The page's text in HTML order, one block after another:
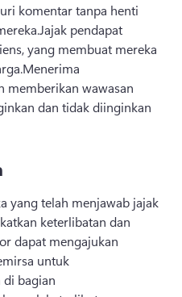
komentar tanpa henti
Jajak pendapat
yang membuat mereka
Menerima
memberikan wawasan
dan tidak diinginkan
yang telah menjawab jajak
keterlibatan dan
dapat mengajukan
untuk
di bagian